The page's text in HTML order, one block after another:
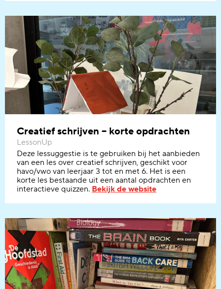
Creatief schrijven – korte opdrachten
LessonUp
Deze lessuggestie is te gebruiken bij het aanbieden
van een les over creatief schrijven, geschikt voor
havo/vwo van leerjaar 3 tot en met 6. Het is een
korte les bestaande uit een aantal opdrachten en
interactieve quizzen. Bekijk de website